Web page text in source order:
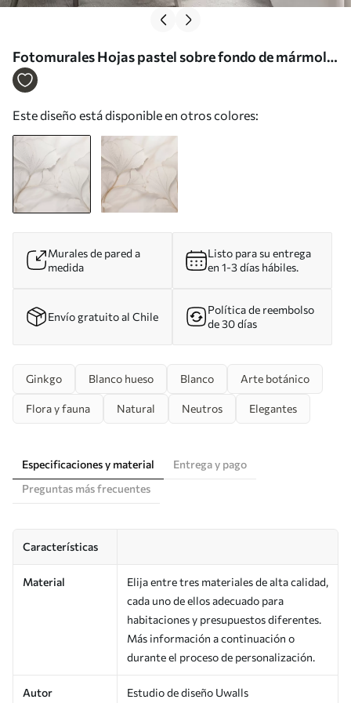
Fotomurales Hojas pastel sobre fondo de mármol
Nr. w03440
Este diseño está disponible en otros colores:
Murales de pared a
medida
Listo para su entrega
en 1-3 días hábiles.
Envío gratuito al Chile
Política de reembolso
de 30 días
Ginkgo Blanco hueso Blanco Arte botánico
Flora y fauna Natural Neutros Elegantes
Especificaciones y material
Entrega y pago
Preguntas más frecuentes
Características
Material
Elija entre tres materiales de alta calidad,
cada uno de ellos adecuado para
habitaciones y presupuestos diferentes.
Más información a continuación o
durante el proceso de personalización.
Autor Estudio de diseño Uwalls